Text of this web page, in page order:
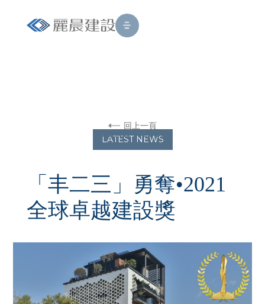
LATEST NEWS
「丰二三」勇奪•2021
全球卓越建設獎
JUNE 4, 2021
回上一頁